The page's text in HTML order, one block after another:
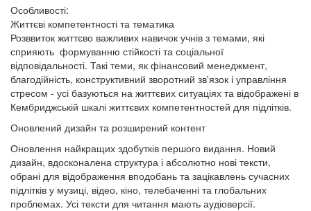
Особливості:
Життєві компетентності та тематика
Розввиток життєво важливих навичок учнів з темами, які
сприяють формуванню стійкості та соціальної
відповідальності. Такі теми, як фінансовий менеджмент,
благодійність, конструктивний зворотний зв'язок і управління
стресом - усі базуються на життєвих ситуаціях та відображені в
Кембриджській шкалі життєвих компетентностей для підлітків.
Оновлений дизайн та розширений контент
Оновлення найкращих здобутків першого видання. Новий
дизайн, вдосконалена структура і абсолютно нові тексти,
обрані для відображення вподобань та зацікавлень сучасних
підлітків у музиці, відео, кіно, телебаченні та глобальних
проблемах. Усі тексти для читання мають аудіоверсії.